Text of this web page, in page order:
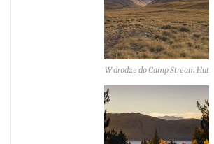
W drodze do Camp Stream Hut